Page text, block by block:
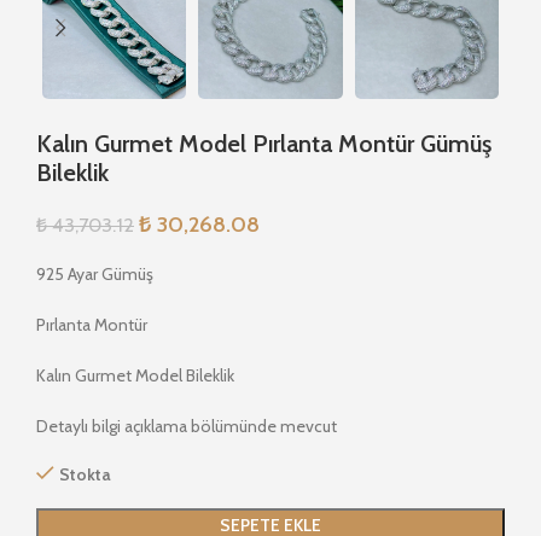
Kalın Gurmet Model Pırlanta Montür Gümüş
Bileklik
₺43,703.12 ₺ 30,268.08
925 Ayar Gümüş
Pırlanta Montür
Kalın Gurmet Model Bileklik
Detaylı bilgi açıklama bölümünde mevcut
Stokta
SEPETE EKLE